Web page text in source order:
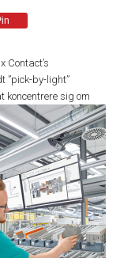
Contact’s
”pick-by-light”
koncentrere sig om